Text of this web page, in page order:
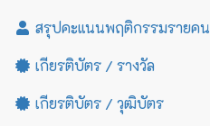
สรุปคะแนนพฤติกรรมรายคน
เกียรติบัตร / รางวัล
เกียรติบัตร / วุฒิบัตร